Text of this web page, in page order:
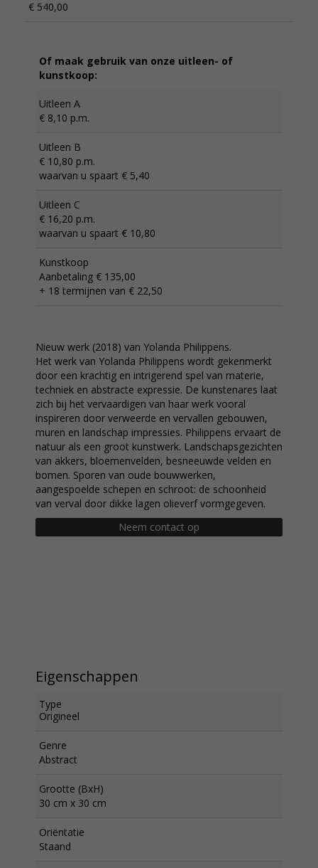
€ 540,00
Of maak gebruik van onze uitleen- of
kunstkoop:
Uitleen A
€ 8,10 p.m.
Uitleen B
€ 10,80 p.m.
waarvan u spaart € 5,40
Uitleen C
€ 16,20 p.m.
waarvan u spaart € 10,80
Kunstkoop
Aanbetaling € 135,00
+ 18 termijnen van € 22,50
Nieuw werk (2018) van Yolanda Philippens.
Het werk van Yolanda Philippens wordt gekenmerkt
door een krachtig en intrigerend spel van materie,
techniek en abstracte expressie. De kunstenares laat
zich bij het vervaardigen van haar werk vooral
inspireren door verweerde en vervallen gebouwen,
muren en landschap impressies. Philippens ervaart de
natuur als een groot kunstwerk. Landschapsgezichten
van akkers, bloemenvelden, besneeuwde velden en
bomen. Sporen van oude bouwwerken,
aangespoelde schepen en schroot: de schoonheid
van verval door dikke lagen olieverf vormgegeven.
Neem contact op
Eigenschappen
Type
Origineel
Genre
Abstract
Grootte (BxH)
30 cm x 30 cm
Oriëntatie
Staand